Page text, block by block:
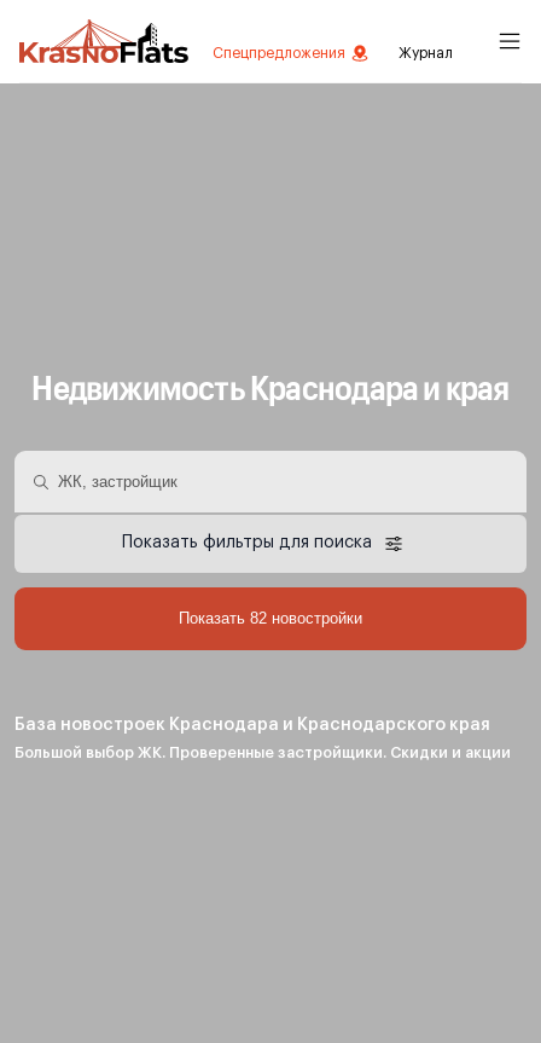
Спецпредложения Журнал
Недвижимость Краснодара и края
Показать фильтры для поиска
Показать 82 новостройки
База новостроек Краснодара и Краснодарского края
Большой выбор ЖК. Проверенные застройщики. Скидки и акции